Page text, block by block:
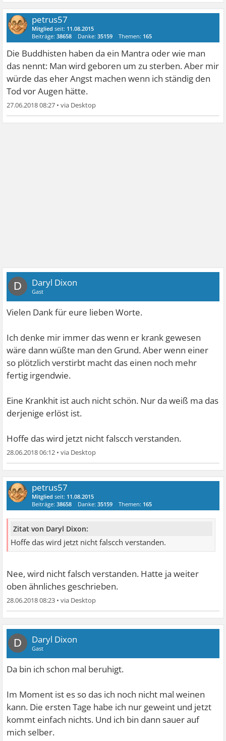
petrus57
Mitglied seit: 11.08.2015
Beiträge:38658 Danke:35159 Themen: 165
Die Buddhisten haben da ein Mantra oder wie man
das nennt: Man wird geboren um zu sterben. Aber mir
würde das eher Angst machen wenn ich ständig den
Tod vor Augen hätte.
27.06.2018 08:27 •
D Daryl Dixon
Gast
Vielen Dank für eure lieben Worte.
Ich denke mir immer das wenn er krank gewesen
wäre dann wüßte man den Grund. Aber wenn einer
so plötzlich verstirbt macht das einen noch mehr
fertig irgendwie.
Eine Krankhit ist auch nicht schön. Nur da weiß ma das
derjenige erlöst ist.
Hoffe das wird jetzt nicht falscch verstanden.
28.06.2018 06:12 •
petrus57
Mitglied seit: 11.08.2015
Beiträge:38658 Danke:35159 Themen: 165
Zitat von Daryl Dixon:
Hoffe das wird jetzt nicht falscch verstanden.
Nee, wird nicht falsch verstanden. Hatte ja weiter
oben ähnliches geschrieben.
28.06.2018 08:23 •
D Daryl Dixon
Gast
Da bin ich schon mal beruhigt.
Im Moment ist es so das ich noch nicht mal weinen
kann. Die ersten Tage habe ich nur geweint und jetzt
kommt einfach nichts. Und ich bin dann sauer auf
mich selber.